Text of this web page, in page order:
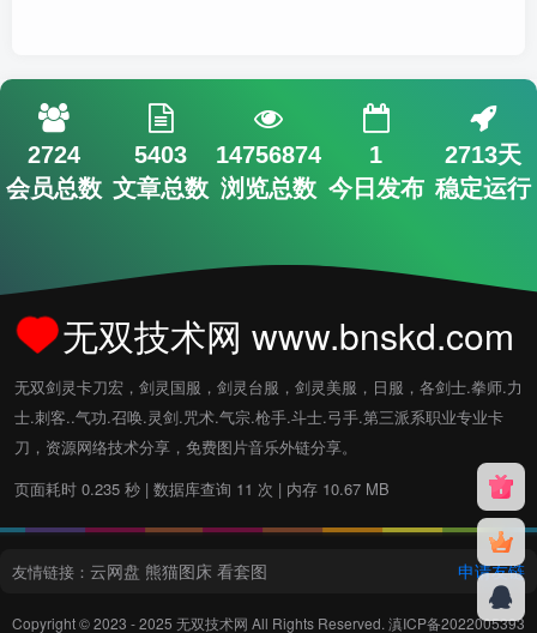
2724
会员总数
5403
文章总数
14756874
浏览总数
1
今日发布
2713天
稳定运行
无双技术网 www.bnskd.com
无双剑灵卡刀宏，剑灵国服，剑灵台服，剑灵美服，日服，各剑士.拳师.力
士.刺客..气功.召唤.灵剑.咒术.气宗.枪手.斗士.弓手.第三派系职业专业卡
刀，资源网络技术分享，免费图片音乐外链分享。
页面耗时 0.235 秒 | 数据库查询 11 次 | 内存 10.67 MB
友情链接： 云网盘 熊猫图床 看套图 申请友链
Copyright © 2023 - 2025 无双技术网 All Rights Reserved. 滇ICP备2022005393